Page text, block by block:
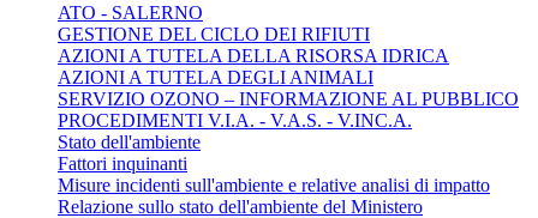
ATO - SALERNO
GESTIONE DEL CICLO DEI RIFIUTI
AZIONI A TUTELA DELLA RISORSA IDRICA
AZIONI A TUTELA DEGLI ANIMALI
SERVIZIO OZONO – INFORMAZIONE AL PUBBLICO
PROCEDIMENTI V.I.A. - V.A.S. - V.INC.A.
Stato dell'ambiente
Fattori inquinanti
Misure incidenti sull'ambiente e relative analisi di impatto
Relazione sullo stato dell'ambiente del Ministero